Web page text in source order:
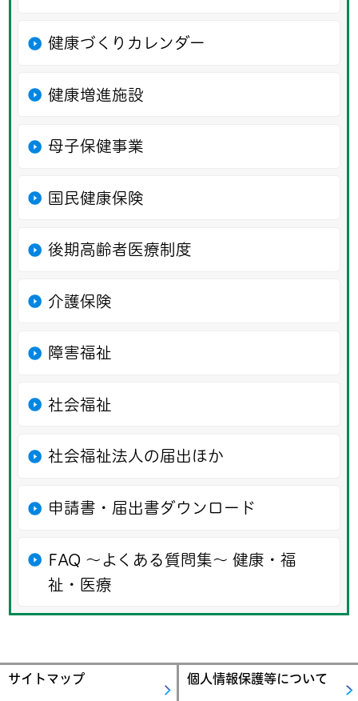
健康づくりカレンダー
健康増進施設
母子保健事業
国民健康保険
後期高齢者医療制度
介護保険
障害福祉
社会福祉
社会福祉法人の届出ほか
申請書・届出書ダウンロード
FAQ ～よくある質問集～ 健康・福
祉・医療
サイトマップ 個人情報保護等について